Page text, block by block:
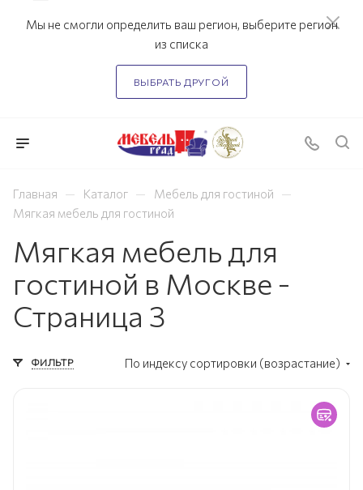
Мы не смогли определить ваш регион, выберите регион
из списка
ВЫБРАТЬ ДРУГОЙ
Главная — Каталог — Мебель для гостиной —
Мягкая мебель для гостиной
Мягкая мебель для
гостиной в Москве -
Страница 3
ФИЛЬТР По индексу сортировки (возрастание)